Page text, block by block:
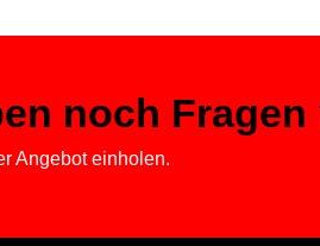
noch Fragen
Angebot einholen.